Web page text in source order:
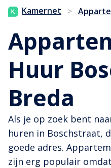
Kamernet >
Huur
Breda
Als je op zoek bent
huren in Boschstraat,
goede adres.
zijn erg populair